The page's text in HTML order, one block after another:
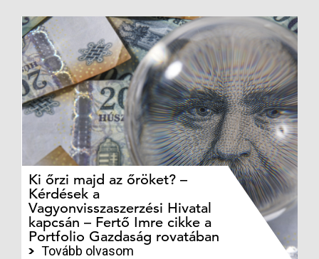
Ki őrzi majd az őröket? –
Kérdések a
Vagyonvisszaszerzési Hivatal
kapcsán – Fertő Imre cikke a
Portfolio Gazdaság rovatában
Tovább olvasom